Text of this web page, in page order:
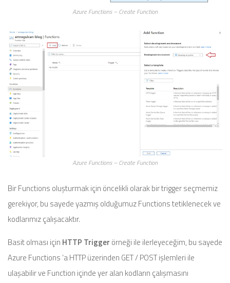
Azure Functions – Create Function
Azure Functions – Create Function
Bir Functions oluşturmak için öncelikli olarak bir trigger seçmemiz
gerekiyor, bu sayede yazmış olduğumuz Functions tetiklenecek ve
kodlarımız çalışacaktır.
Basit olması için HTTP Trigger örneği ile ilerleyeceğim, bu sayede
Azure Functions ‘a HTTP üzerinden GET / POST işlemleri ile
ulaşabilir ve Function içinde yer alan kodların çalışmasını